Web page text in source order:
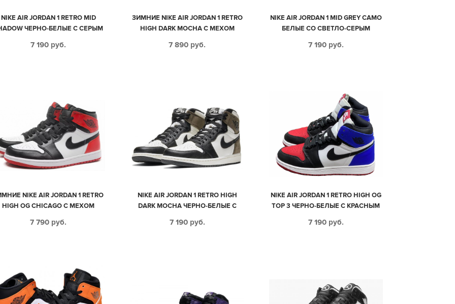
NIKE AIR JORDAN 1 RETRO MID
ЧЕРНО-БЕЛЫЕ С СЕРЫМ
(35-44)
7 190 руб.
ЗИМНИЕ NIKE AIR JORDAN 1 RETRO
HIGH DARK MOCHA С МЕХОМ
КОЖА-НУБУК ЖЕНСКИЕ (35-40)
7 890 руб.
NIKE AIR JORDAN 1 MID GREY CAMO
БЕЛЫЕ СО СВЕТЛО-СЕРЫМ
7 190 руб.
NIKE AIR JORDAN 1 RETRO
HIGH OG CHICAGO С МЕХОМ
МУЖСКИЕ-ЖЕНСКИЕ
7 790 руб.
NIKE AIR JORDAN 1 RETRO HIGH
DARK MOCHA ЧЕРНО-БЕЛЫЕ С
ЖЕНСКИЕ (35-39)
7 190 руб.
NIKE AIR JORDAN 1 RETRO HIGH OG
TOP 3 ЧЕРНО-БЕЛЫЕ С КРАСНЫМ
(35-39)
7 190 руб.